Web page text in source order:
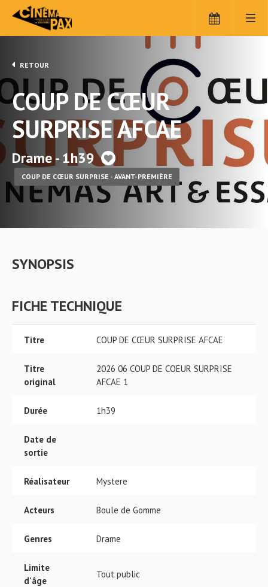
RETOUR
COUP DE CŒUR
SURPRISE AFCAE
Drame - 1h39
COUP DE CŒUR SURPRISE - AVANT-PREMIÈRE
SYNOPSIS
FICHE TECHNIQUE
Titre COUP DE CŒUR SURPRISE AFCAE
Titre
original
2026 06 COUP DE COEUR SURPRISE
AFCAE 1
Durée 1h39
Date de
sortie
Réalisateur Mystere
Acteurs Boule de Gomme
Genres Drame
Limite
d'âge
Tout public